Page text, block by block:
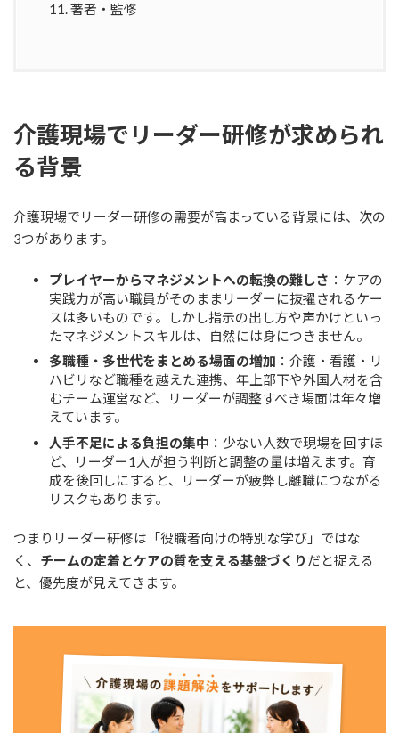
11.著者・監修
介護現場でリーダー研修が求められ
る背景
介護現場でリーダー研修の需要が高まっている背景には、次の
3つがあります。
プレイヤーからマネジメントへの転換の難しさ ：ケアの
実践力が高い職員がそのままリーダーに抜擢されるケー
スは多いものです。しかし指示の出し方や声かけといっ
たマネジメントスキルは、自然には身につきません。
多職種・多世代をまとめる場面の増加 ：介護・看護・リ
ハビリなど職種を越えた連携、年上部下や外国人材を含
むチーム運営など、リーダーが調整すべき場面は年々増
えています。
人手不足による負担の集中 ：少ない人数で現場を回すほ
ど、リーダー1人が担う判断と調整の量は増えます。育
成を後回しにすると、リーダーが疲弊し離職につながる
リスクもあります。
つまりリーダー研修は「役職者向けの特別な学び」ではな
く、 チームの定着とケアの質を支える基盤づくり だと捉える
と、優先度が見えてきます。